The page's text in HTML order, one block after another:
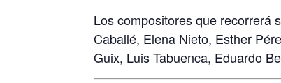
Los compositores que recorrerá
Caballé, Elena Nieto, Esther
Guix, Luis Tabuenca, Eduardo